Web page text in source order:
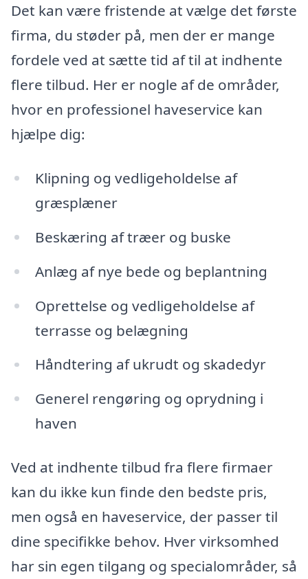
Det kan være fristende at vælge det første
firma, du støder på, men der er mange
fordele ved at sætte tid af til at indhente
flere tilbud. Her er nogle af de områder,
hvor en professionel haveservice kan
hjælpe dig:
Klipning og vedligeholdelse af
græsplæner
Beskæring af træer og buske
Anlæg af nye bede og beplantning
Oprettelse og vedligeholdelse af
terrasse og belægning
Håndtering af ukrudt og skadedyr
Generel rengøring og oprydning i
haven
Ved at indhente tilbud fra flere firmaer
kan du ikke kun finde den bedste pris,
men også en haveservice, der passer til
dine specifikke behov. Hver virksomhed
har sin egen tilgang og specialområder, så